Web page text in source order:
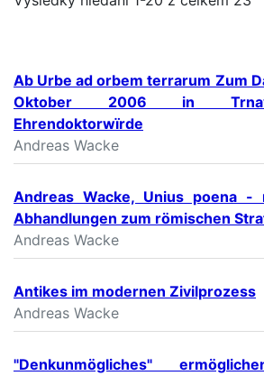
Ab Urbe ad orbem terrarum Zum
Oktober 2006 in
Ehrendoktorwïrde
Andreas Wacke
Andreas Wacke, Unius poena -
Abhandlungen zum römischen
Andreas Wacke
Antikes im modernen Zivilprozess
Andreas Wacke
"Denkunmögliches"